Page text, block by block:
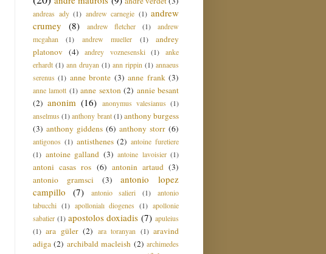
andreas ady (1) andrew carnegie (1) andrew
crumey
(8) andrew fletcher (1)
andrew
mcgahan
(1) andrew mueller (1)
andrey
platonov (4) andrey voznesenski (1)
anke
erhardt (1) ann druyan (1) ann rippin (1) annaeus
serenus (1) anne bronte (3) anne frank (3)
anne lamott (1) anne sexton (2) annie besant
(2) anonim (16) anonymus valesianus (1)
anselmus (1) anthony brant (1) anthony burgess
(3) anthony giddens (6) anthony storr (6)
antigonos (1) antisthenes (2) antoine furetiere
(1) antoine galland (3) antoine lavoisier (1)
antoni casas ros (6) antonin artaud (3)
antonio gramsci
(3)
antonio lopez
campillo
(7) antonio salieri (1)
antonio
tabucchi (1) apollonialı diogenes (1) apollonie
sabatier (1) apostolos doxiadis (7) apuleius
(1) ara güler (2) ara toranyan (1) aravind
adiga (2) archibald macleish (2) archimedes